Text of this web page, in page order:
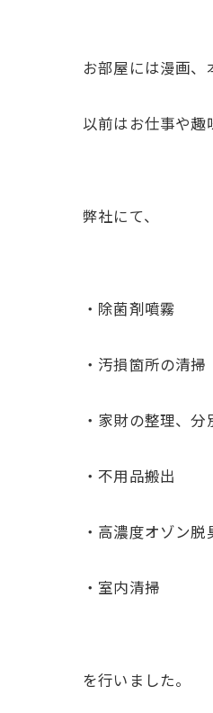
お部屋には漫画、
以前はお仕事や趣
弊社にて、
・除菌剤噴霧
・汚損箇所の清掃
・家財の整理、分
・不用品搬出
・高濃度オゾン脱
・室内清掃
を行いました。